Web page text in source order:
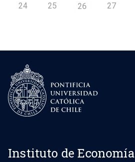
24 25 26 27
Instituto de Economía